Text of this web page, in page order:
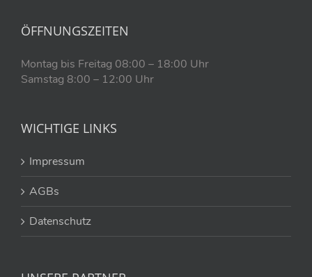
ÖFFNUNGSZEITEN
Montag bis Freitag 08:00 – 18:00 Uhr
Samstag 8:00 – 12:00 Uhr
WICHTIGE LINKS
Impressum
AGBs
Datenschutz